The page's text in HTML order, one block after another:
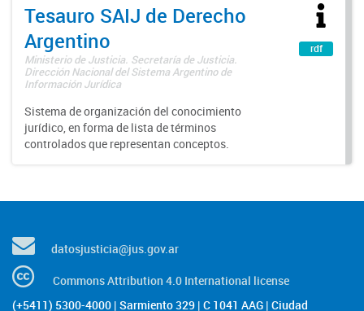
Tesauro SAIJ de Derecho
Argentino
Ministerio de Justicia. Secretaría de Justicia.
Dirección Nacional del Sistema Argentino de
Información Jurídica
Sistema de organización del conocimiento
jurídico, en forma de lista de términos
controlados que representan conceptos.
rdf
datosjusticia@jus.gov.ar
Commons Attribution 4.0 International license
(+5411) 5300-4000 | Sarmiento 329 | C 1041 AAG | Ciudad